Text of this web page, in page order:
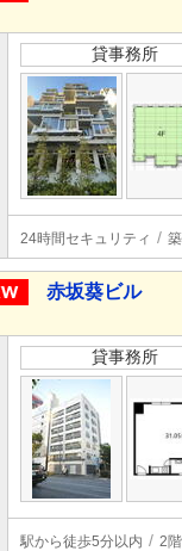
貸事務所
24時間セキュリティ
赤坂葵ビル
貸事務所
駅から徒歩5分以内 2